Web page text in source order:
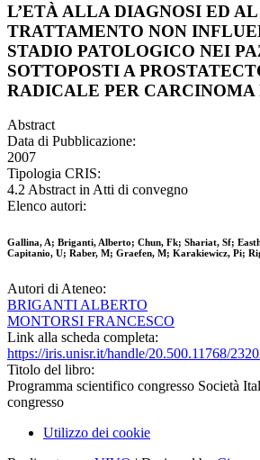
L’ETÀ ALLA DIAGNOSI ED AL
TRATTAMENTO NON
STADIO PATOLOGICO NEI
SOTTOPOSTI A
RADICALE PER CARCINOMA
Abstract
Data di Pubblicazione:
2007
Tipologia CRIS:
4.2 Abstract in Atti di convegno
Elenco autori:
Gallina, A; Briganti, Alberto; Chun, Fk; Shariat, Sf;
Capitanio, U; Raber, M; Graefen, M; Karakiewicz, Pi;
Autori di Ateneo:
BRIGANTI ALBERTO
MONTORSI FRANCESCO
Link alla scheda completa:
https://iris.unisr.it/handle/20.500.11768/
Titolo del libro:
Programma scientifico congresso Società
congresso
Utilizzo dei cookie